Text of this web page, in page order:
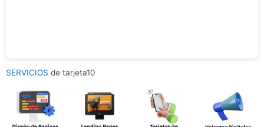
SERVICIOS de tarjeta10